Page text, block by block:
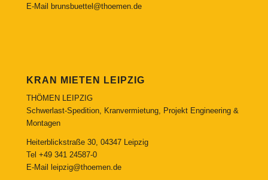
E-Mail
brunsbuettel@thoemen.de
KRAN MIETEN LEIPZIG
THÖMEN LEIPZIG
Schwerlast-Spedition, Kranvermietung, Projekt Engineering &
Montagen
Heiterblickstraße 30, 04347 Leipzig
Tel +49 341 24587-0
E-Mail
leipzig@thoemen.de